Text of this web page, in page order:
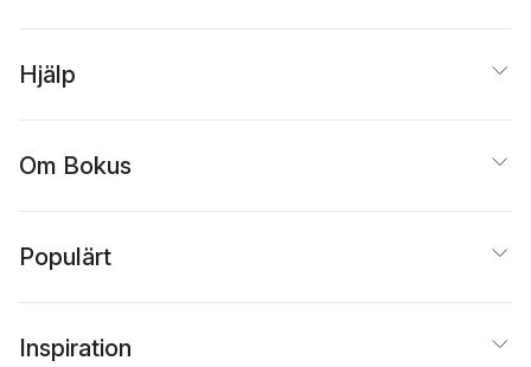
Hjälp
Om Bokus
Populärt
Inspiration